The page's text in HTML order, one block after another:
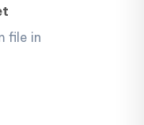
file in